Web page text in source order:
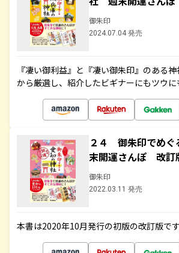
御朱印
2024.07.04 発売
『凄い御利益』と『凄い御朱印』のある
から厳選し、紹介したビギナーにもツウに
２４ 御朱印でめ
末開運さんぽ 改訂
御朱印
2022.03.11 発売
本書は2020年10月発行の初版の改訂版です